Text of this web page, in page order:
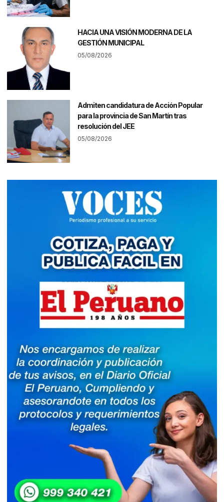
HACIA UNA VISIÓN MODERNA DE LA
GESTIÓN MUNICIPAL
05/08/2026
Admiten candidatura de Acción Popular
para la provincia de San Martín tras
resolución del JEE
05/08/2026